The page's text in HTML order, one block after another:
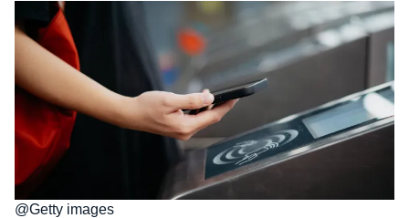
@Getty images